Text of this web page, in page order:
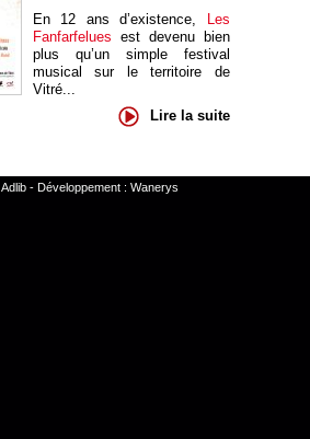
En 12 ans d’existence, Les
Fanfarfelues est devenu bien
plus qu’un simple festival
musical sur le territoire de
Vitré...
Lire la suite
Adlib- Développement : Wanerys